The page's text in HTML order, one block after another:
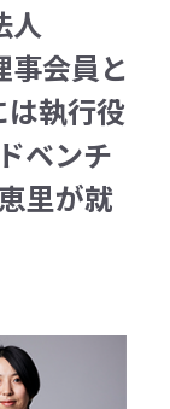
人
会員と
は執行役
ベンチ
里が就